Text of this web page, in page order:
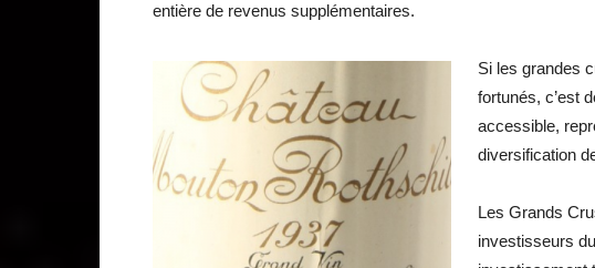
entière de revenus supplémentaires.
Si les grandes
fortunés, c’est
accessible,
diversification
Les Grands
investisseurs